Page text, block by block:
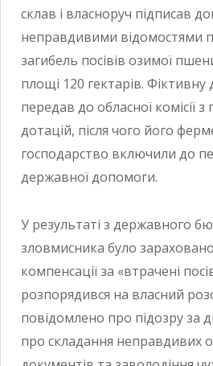
склав і власноруч підписав
неправдивими відомостями
загибель посівів озимої
площі 120 гектарів.
передав до обласної комісії
дотацій, після чого його
господарство включили до
державної допомоги.
У результаті з державного
зловмисника було
компенсації за «втрачені
розпорядився на власний
повідомлено про підозру за
про складання неправдивих